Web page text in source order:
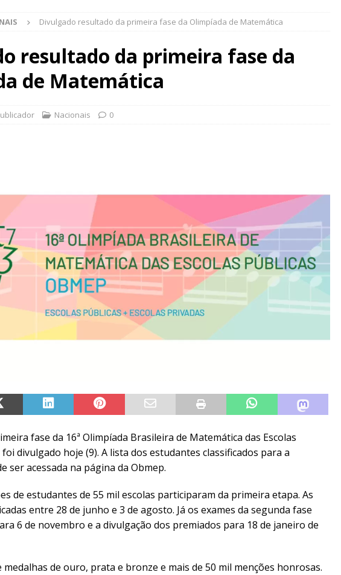
Divulgado resultado da primeira fase da Olimpíada de Matemática
resultado da primeira fase da
de Matemática
Nacionais 0
fase da 16ª Olimpíada Brasileira de Matemática das Escolas
divulgado hoje (9). A lista dos estudantes classificados para a
ser acessada na página da Obmep.
de estudantes de 55 mil escolas participaram da primeira etapa. As
entre 28 de junho e 3 de agosto. Já os exames da segunda fase
6 de novembro e a divulgação dos premiados para 18 de janeiro de
medalhas de ouro, prata e bronze e mais de 50 mil menções honrosas.